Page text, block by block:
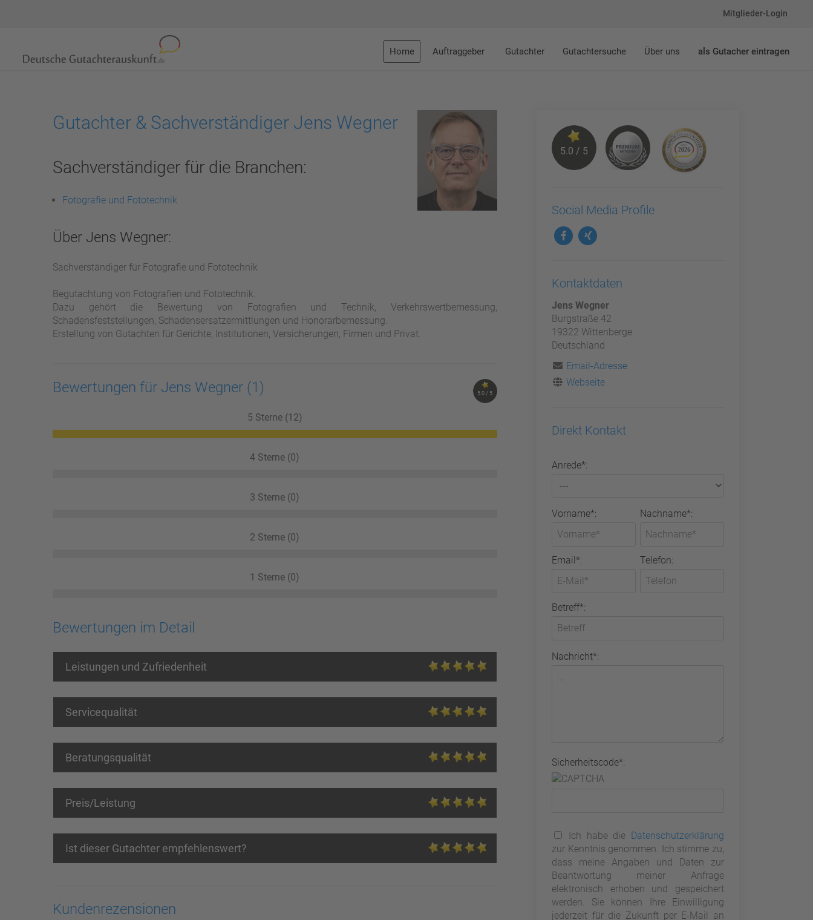
Mitglieder-Login
Home Auftraggeber Gutachter Gutachtersuche Über uns als Gutacher eintragen
Gutachter & Sachverständiger Jens Wegner
Sachverständiger für die Branchen:
Fotografie und Fototechnik
Über Jens Wegner:
Sachverständiger für Fotografie und Fototechnik
Begutachtung von Fotografien und Fototechnik.
Dazu gehört die Bewertung von Fotografien und Technik, Verkehrswertbemessung,
Schadensfeststellungen, Schadensersatzermittlungen und Honorarbemessung.
Erstellung von Gutachten für Gerichte, Institutionen, Versicherungen, Firmen und Privat.
5.0 / 5
Bewertungen für Jens Wegner (1)
5 Sterne (12)
4 Sterne (0)
3 Sterne (0)
2 Sterne (0)
1 Sterne (0)
Bewertungen im Detail
Leistungen und Zufriedenheit
Servicequalität
Beratungsqualität
Preis/Leistung
Ist dieser Gutachter empfehlenswert?
Kundenrezensionen
5.0 / 5
Social Media Profile
Kontaktdaten
Jens Wegner
Burgstraße 42
19322 Wittenberge
Deutschland
Email-Adresse
Webseite
Direkt Kontakt
Anrede*:
Vorname*: Nachname*:
Email*: Telefon:
Betreff*:
Nachricht*:
Sicherheitscode*:
Ich habe die Datenschutzerklärung
zur Kenntnis genommen. Ich stimme zu,
dass meine Angaben und Daten zur
Beantwortung meiner Anfrage
elektronisch erhoben und gespeichert
werden. Sie können Ihre Einwilligung
jederzeit für die Zukunft per E-Mail an